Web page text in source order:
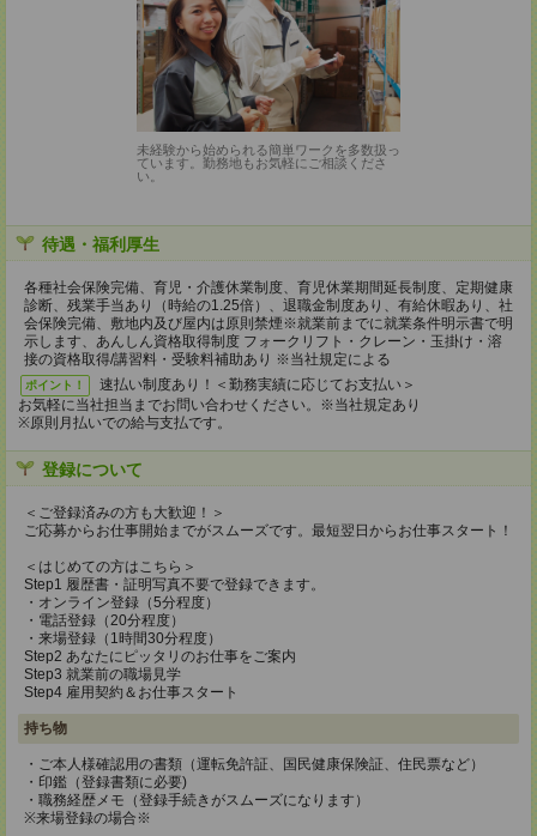
未経験から始められる簡単ワークを多数扱っ
ています。勤務地もお気軽にご相談くださ
い。
待遇・福利厚生
各種社会保険完備、育児・介護休業制度、育児休業期間延長制度、定期健康
診断、残業手当あり（時給の1.25倍）、退職金制度あり、有給休暇あり、社
会保険完備、敷地内及び屋内は原則禁煙※就業前までに就業条件明示書で明
示します、あんしん資格取得制度 フォークリフト・クレーン・玉掛け・溶
接の資格取得/講習料・受験料補助あり ※当社規定による
ポイント！
速払い制度あり！＜勤務実績に応じてお支払い＞
お気軽に当社担当までお問い合わせください。※当社規定あり
※原則月払いでの給与支払です。
登録について
＜ご登録済みの方も大歓迎！＞
ご応募からお仕事開始までがスムーズです。最短翌日からお仕事スタート！
＜はじめての方はこちら＞
Step1 履歴書・証明写真不要で登録できます。
・オンライン登録（5分程度）
・電話登録（20分程度）
・来場登録（1時間30分程度）
Step2 あなたにピッタリのお仕事をご案内
Step3 就業前の職場見学
Step4 雇用契約＆お仕事スタート
持ち物
・ご本人様確認用の書類（運転免許証、国民健康保険証、住民票など）
・印鑑（登録書類に必要)
・職務経歴メモ（登録手続きがスムーズになります）
※来場登録の場合※